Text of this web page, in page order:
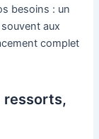
besoins : un
aux
complet
ressorts,